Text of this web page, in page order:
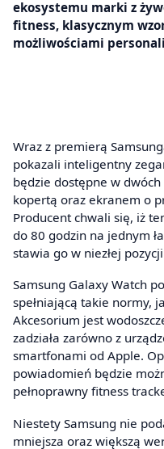
ekosystemu marki z
fitness, klasycznym
możliwościami
Wraz z premierą
pokazali inteligentny
będzie dostępne w
kopertą oraz ekranem o
Producent chwali się, iż
do 80 godzin na jednym
stawia go w niezłej
Samsung Galaxy Watch
spełniającą takie normy,
Akcesorium jest
zadziała zarówno z
smartfonami od Apple.
powiadomień będzie
pełnoprawny fitness
Niestety Samsung nie
mniejsza oraz większą